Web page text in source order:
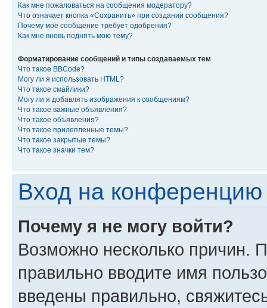
Как мне пожаловаться на сообщения модератору?
Что означает кнопка «Сохранить» при создании сообщения?
Почему моё сообщение требует одобрения?
Как мне вновь поднять мою тему?
Форматирование сообщений и типы создаваемых тем
Что такое BBCode?
Могу ли я использовать HTML?
Что такое смайлики?
Могу ли я добавлять изображения к сообщениям?
Что такое важные объявления?
Что такое объявления?
Что такое прилепленные темы?
Что такое закрытые темы?
Что такое значки тем?
Вход на конференцию
Почему я не могу войти?
Возможно несколько причин.
правильно вводите имя
введены правильно,